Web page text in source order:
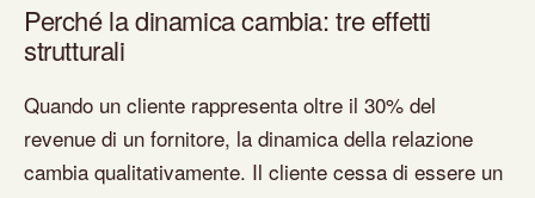
Perché la dinamica cambia: tre effetti
strutturali
Quando un cliente rappresenta oltre il 30% del
revenue di un fornitore, la dinamica della relazione
cambia qualitativamente. Il cliente cessa di essere un